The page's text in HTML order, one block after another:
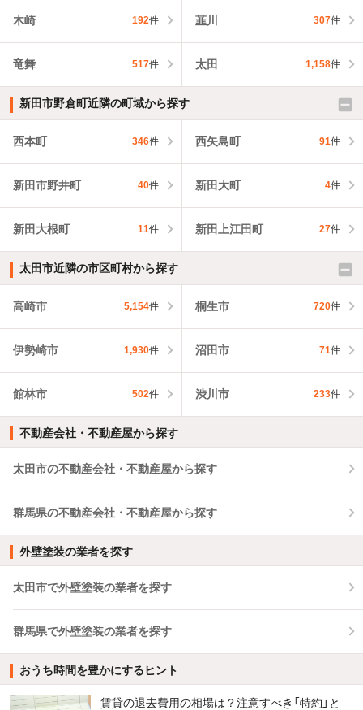
木崎 192件 韮川 307件
竜舞 517件 太田 1,158件
新田市野倉町近隣の町域から探す
西本町 346件 西矢島町 91件
新田市野井町 40件 新田大町 4件
新田大根町 11件 新田上江田町 27件
太田市近隣の市区町村から探す
高崎市 5,154件 桐生市 720件
伊勢崎市 1,930件 沼田市 71件
館林市 502件 渋川市 233件
不動産会社・不動産屋から探す
太田市の不動産会社・不動産屋から探す
群馬県の不動産会社・不動産屋から探す
外壁塗装の業者を探す
太田市で外壁塗装の業者を探す
群馬県で外壁塗装の業者を探す
おうち時間を豊かにするヒント
賃貸の退去費用の相場は？注意すべき「特約」と